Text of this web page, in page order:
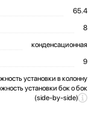
65.4
8
конденсационная
9
установки в колонну
установки бок о бок
(side-by-side)